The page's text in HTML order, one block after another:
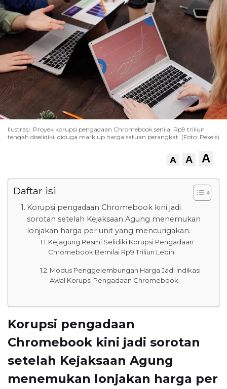
Ilustrasi. Proyek korupsi pengadaan Chromebook senilai Rp9 triliun
tengah diselidiki, diduga mark up harga satuan perangkat. (Foto: Pexels)
A A A
Daftar isi
Korupsi pengadaan Chromebook kini jadi
sorotan setelah Kejaksaan Agung menemukan
lonjakan harga per unit yang mencurigakan.
Kejagung Resmi Selidiki Korupsi Pengadaan
Chromebook Bernilai Rp9 Triliun Lebih
Modus Penggelembungan Harga Jadi Indikasi
Awal Korupsi Pengadaan Chromebook
Korupsi pengadaan
Chromebook kini jadi sorotan
setelah Kejaksaan Agung
menemukan lonjakan harga per